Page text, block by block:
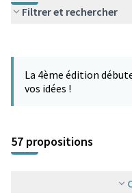
Filtrer et rechercher
La 4ème édition
vos idées !
57 propositions